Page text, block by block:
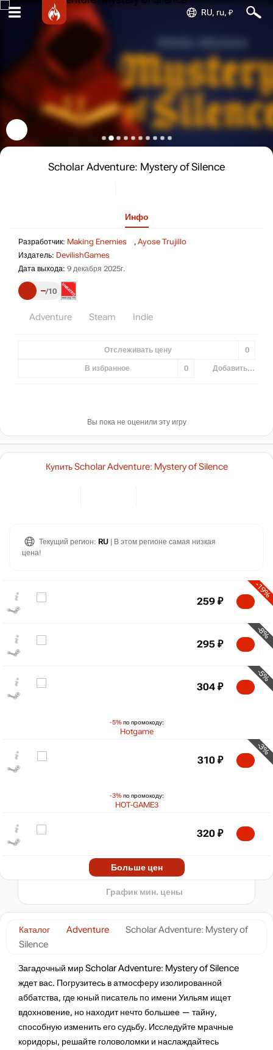
RU, ru, ₽
Scholar Adventure: Mystery of Silence
Инфо
Разработчик: Making Enemies , Ayose Trujillo
Издатель: DevilishGames
Дата выхода: 9 декабря 2025г.
– 10
Adventure Steam Indie
Отслеживать цену 0
В избранное 0 Добавить...
Вы пока не оценили эту игру
Каталог Adventure
Scholar Adventure: Mystery of
Silence
Загадочный мир Scholar Adventure: Mystery of Silence
ждет вас. Погрузитесь в атмосферу изолированной
аббатства, где юный писатель по имени Уильям ищет
вдохновение, но находит нечто большее — тайну,
способную изменить его судьбу. Исследуйте мрачные
коридоры, решайте головоломки и наслаждайтесь
Купить Scholar Adventure: Mystery of Silence
Текущий регион: RU | В этом регионе самая низкая
цена!
-19%
259 ₽
-8%
295 ₽
-5%по промокоду:
Hotgame
-5%
304 ₽
-3%по промокоду:
HOT-GAME3
-3%
310 ₽
320 ₽
Больше цен
07.2026 08.2026
230
График мин. цены